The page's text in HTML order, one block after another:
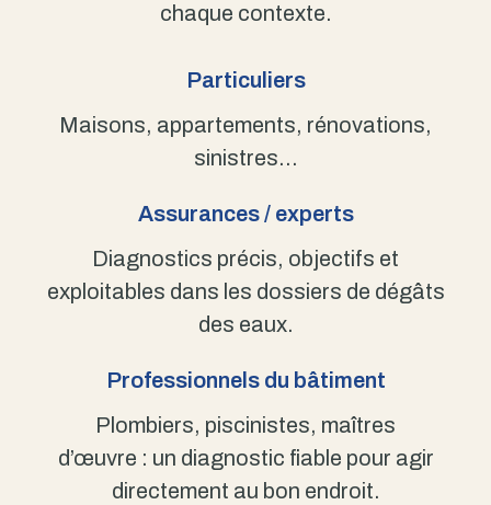
chaque contexte.
Particuliers
Maisons, appartements, rénovations,
sinistres…
Assurances / experts
Diagnostics précis, objectifs et
exploitables dans les dossiers de dégâts
des eaux.
Professionnels du bâtiment
Plombiers, piscinistes, maîtres
d’œuvre : un diagnostic fiable pour agir
directement au bon endroit.